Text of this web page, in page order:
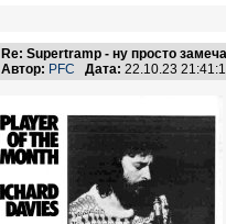
Re: Supertramp - ну просто
Автор: PFC Дата: 22.10.23